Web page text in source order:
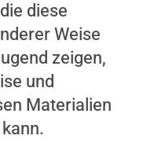
diese
Weise
zeigen,
und
Materialien